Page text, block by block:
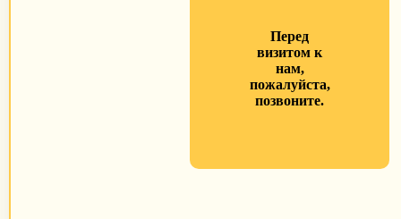
Перед
визитом к
нам,
пожалуйста,
позвоните.